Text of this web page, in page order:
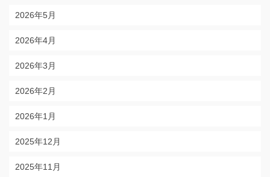
2026年5月
2026年4月
2026年3月
2026年2月
2026年1月
2025年12月
2025年11月